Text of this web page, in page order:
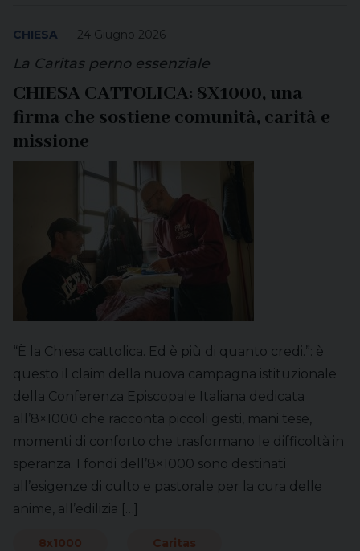
24 Giugno 2026
CHIESA
La Caritas perno essenziale
CHIESA CATTOLICA: 8X1000, una
firma che sostiene comunità, carità e
missione
“È la Chiesa cattolica. Ed è più di quanto credi.”: è
questo il claim della nuova campagna istituzionale
della Conferenza Episcopale Italiana dedicata
all’8×1000 che racconta piccoli gesti, mani tese,
momenti di conforto che trasformano le difficoltà in
speranza. I fondi dell’8×1000 sono destinati
all’esigenze di culto e pastorale per la cura delle
anime, all’edilizia […]
8x1000
Caritas